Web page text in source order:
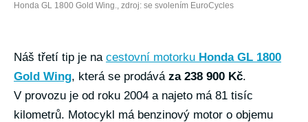
Honda GL 1800 Gold Wing., zdroj: se svolením EuroCycles
Náš třetí tip je na cestovní motorku Honda GL 1800
Gold Wing, která se prodává za 238 900 Kč.
V provozu je od roku 2004 a najeto má 81 tisíc
kilometrů. Motocykl má benzinový motor o objemu